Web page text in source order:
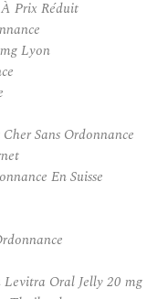
Prix Réduit
Lyon
Sans Ordonnance
En Suisse
Oral Jelly 20 mg